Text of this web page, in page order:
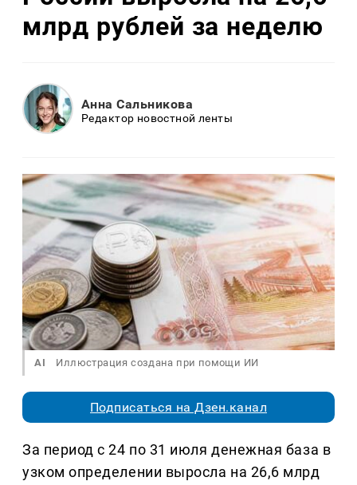
млрд рублей за неделю
Анна Сальникова
Редактор новостной ленты
AI Иллюстрация создана при помощи ИИ
Подписаться на Дзен.канал
За период с 24 по 31 июля денежная база в
узком определении выросла на 26,6 млрд